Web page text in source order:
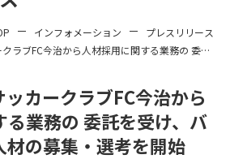
インフォメーション
プレスリリース
ラブFC今治から人材採用に関する業務の 委託
カークラブFC今治から
る業務の 委託を受け、バ
材の募集・選考を開始